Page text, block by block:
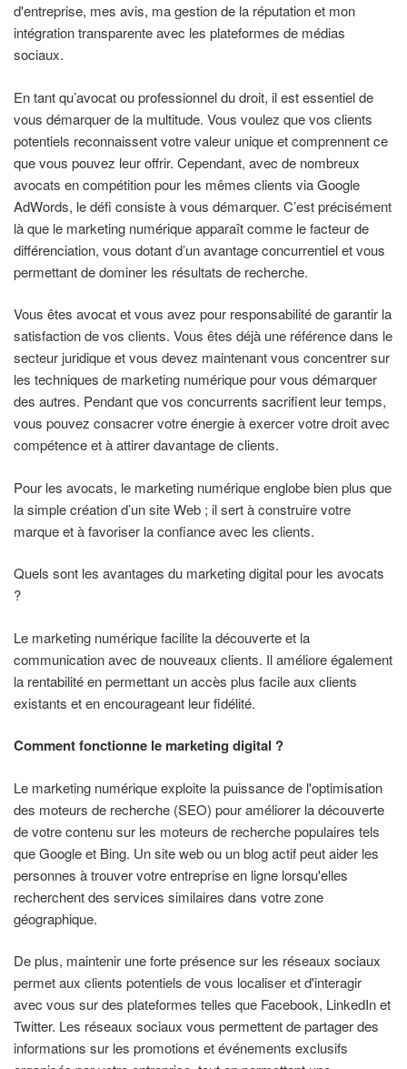
d'entreprise, mes avis, ma gestion de la réputation et mon
intégration transparente avec les plateformes de médias
sociaux.
En tant qu’avocat ou professionnel du droit, il est essentiel de
vous démarquer de la multitude. Vous voulez que vos clients
potentiels reconnaissent votre valeur unique et comprennent ce
que vous pouvez leur offrir. Cependant, avec de nombreux
avocats en compétition pour les mêmes clients via Google
AdWords, le défi consiste à vous démarquer. C’est précisément
là que le marketing numérique apparaît comme le facteur de
différenciation, vous dotant d’un avantage concurrentiel et vous
permettant de dominer les résultats de recherche.
Vous êtes avocat et vous avez pour responsabilité de garantir la
satisfaction de vos clients. Vous êtes déjà une référence dans le
secteur juridique et vous devez maintenant vous concentrer sur
les techniques de marketing numérique pour vous démarquer
des autres. Pendant que vos concurrents sacrifient leur temps,
vous pouvez consacrer votre énergie à exercer votre droit avec
compétence et à attirer davantage de clients.
Pour les avocats, le marketing numérique englobe bien plus que
la simple création d’un site Web ; il sert à construire votre
marque et à favoriser la confiance avec les clients.
Quels sont les avantages du marketing digital pour les avocats
?
Le marketing numérique facilite la découverte et la
communication avec de nouveaux clients. Il améliore également
la rentabilité en permettant un accès plus facile aux clients
existants et en encourageant leur fidélité.
Comment fonctionne le marketing digital ?
Le marketing numérique exploite la puissance de l'optimisation
des moteurs de recherche (SEO) pour améliorer la découverte
de votre contenu sur les moteurs de recherche populaires tels
que Google et Bing. Un site web ou un blog actif peut aider les
personnes à trouver votre entreprise en ligne lorsqu'elles
recherchent des services similaires dans votre zone
géographique.
De plus, maintenir une forte présence sur les réseaux sociaux
permet aux clients potentiels de vous localiser et d'interagir
avec vous sur des plateformes telles que Facebook, LinkedIn et
Twitter. Les réseaux sociaux vous permettent de partager des
informations sur les promotions et événements exclusifs